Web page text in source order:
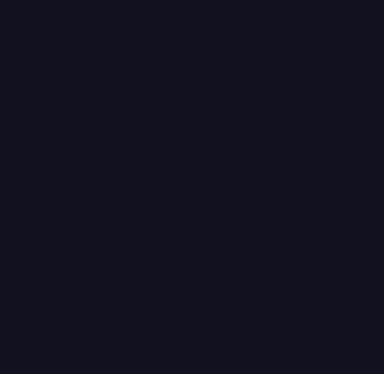
sino de una redefinición de la